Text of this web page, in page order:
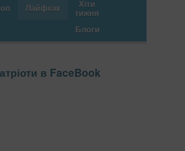
Лайфхак Хіти
тижня
Блоги
в FaceBook